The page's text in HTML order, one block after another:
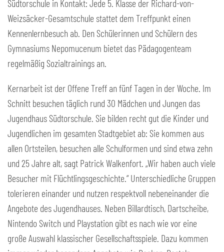
Südtorschule in Kontakt: Jede 5. Klasse der Richard-von-
Weizsäcker-Gesamtschule stattet dem Treffpunkt einen
Kennenlernbesuch ab. Den Schülerinnen und Schülern des
Gymnasiums Nepomucenum bietet das Pädagogenteam
regelmäßig Sozialtrainings an.
Kernarbeit ist der Offene Treff an fünf Tagen in der Woche. Im
Schnitt besuchen täglich rund 30 Mädchen und Jungen das
Jugendhaus Südtorschule. Sie bilden recht gut die Kinder und
Jugendlichen im gesamten Stadtgebiet ab: Sie kommen aus
allen Ortsteilen, besuchen alle Schulformen und sind etwa zehn
und 25 Jahre alt, sagt Patrick Walkenfort. „Wir haben auch viele
Besucher mit Flüchtlingsgeschichte.“ Unterschiedliche Gruppen
tolerieren einander und nutzen respektvoll nebeneinander die
Angebote des Jugendhauses. Neben Billardtisch, Dartscheibe,
Nintendo Switch und Playstation gibt es nach wie vor eine
große Auswahl klassischer Gesellschaftsspiele. Dazu kommen